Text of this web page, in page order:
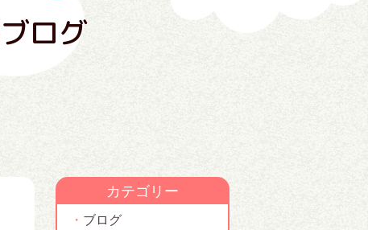
ログ
カテゴリー
ブログ